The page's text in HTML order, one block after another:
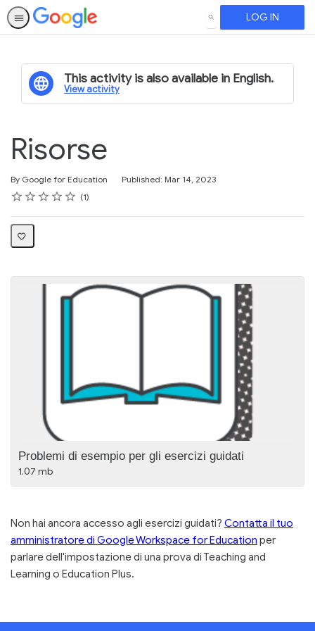
SEARCH LOG IN
This activity is also available in English.
View activity
Risorse
By Google for Education
Published: Mar 14, 2023
Rating
1 star
2 stars
3 stars
4 stars
5 stars
Average rating: 5.01
1 review
Problemi di esempio per gli esercizi guidati
1.07 mb
Non hai ancora accesso agli esercizi guidati? Contatta il tuo
amministratore di Google Workspace for Education per
parlare dell'impostazione di una prova di Teaching and
Learning o Education Plus.